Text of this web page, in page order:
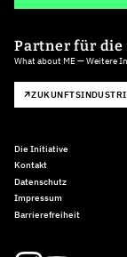
Partner für die
What about ME — Weitere
Die Initiative
Kontakt
Datenschutz
Impressum
Barrierefreiheit